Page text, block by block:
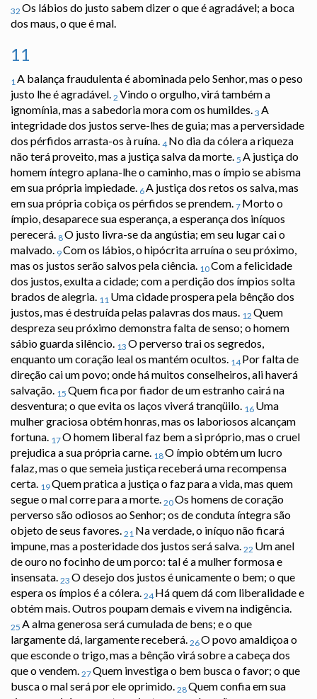
32 Os lábios do justo sabem dizer o que é agradável; a boca
dos maus, o que é mal.
11
1A balança fraudulenta é abominada pelo Senhor, mas o peso
justo lhe é agradável. 2 Vindo o orgulho, virá também a
ignomínia, mas a sabedoria mora com os humildes. 3 A
integridade dos justos serve-lhes de guia; mas a perversidade
dos pérfidos arrasta-os à ruína. 4 No dia da cólera a riqueza
não terá proveito, mas a justiça salva da morte. 5 A justiça do
homem íntegro aplana-lhe o caminho, mas o ímpio se abisma
em sua própria impiedade. 6A justiça dos retos os salva, mas
em sua própria cobiça os pérfidos se prendem. 7 Morto o
ímpio, desaparece sua esperança, a esperança dos iníquos
perecerá. 8O justo livra-se da angústia; em seu lugar cai o
malvado. 9Com os lábios, o hipócrita arruína o seu próximo,
mas os justos serão salvos pela ciência. 10Com a felicidade
dos justos, exulta a cidade; com a perdição dos ímpios solta
brados de alegria. 11 Uma cidade prospera pela bênção dos
justos, mas é destruída pelas palavras dos maus. 12 Quem
despreza seu próximo demonstra falta de senso; o homem
sábio guarda silêncio. 13 O perverso trai os segredos,
enquanto um coração leal os mantém ocultos. 14 Por falta de
direção cai um povo; onde há muitos conselheiros, ali haverá
salvação. 15 Quem fica por fiador de um estranho cairá na
desventura; o que evita os laços viverá tranqüilo. 16 Uma
mulher graciosa obtém honras, mas os laboriosos alcançam
fortuna. 17O homem liberal faz bem a si próprio, mas o cruel
prejudica a sua própria carne. 18O ímpio obtém um lucro
falaz, mas o que semeia justiça receberá uma recompensa
certa. 19Quem pratica a justiça o faz para a vida, mas quem
segue o mal corre para a morte. 20Os homens de coração
perverso são odiosos ao Senhor; os de conduta íntegra são
objeto de seus favores. 21 Na verdade, o iníquo não ficará
impune, mas a posteridade dos justos será salva. 22 Um anel
de ouro no focinho de um porco: tal é a mulher formosa e
insensata. 23 O desejo dos justos é unicamente o bem; o que
espera os ímpios é a cólera. 24 Há quem dá com liberalidade e
obtém mais. Outros poupam demais e vivem na indigência.
25 A alma generosa será cumulada de bens; e o que
largamente dá, largamente receberá. 26O povo amaldiçoa o
que esconde o trigo, mas a bênção virá sobre a cabeça dos
que o vendem. 27Quem investiga o bem busca o favor; o que
busca o mal será por ele oprimido. 28Quem confia em sua